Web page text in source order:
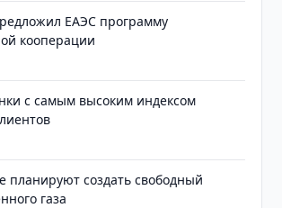
ЕАЭС программу
кооперации
с самым высоким индексом
планируют создать свободный
газа